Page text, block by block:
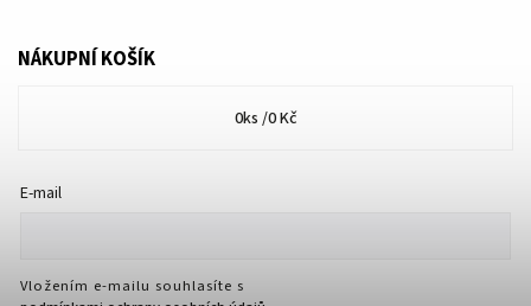
NÁKUPNÍ KOŠÍK
0ks /0 Kč
E-mail
Vložením e-mailu souhlasíte s